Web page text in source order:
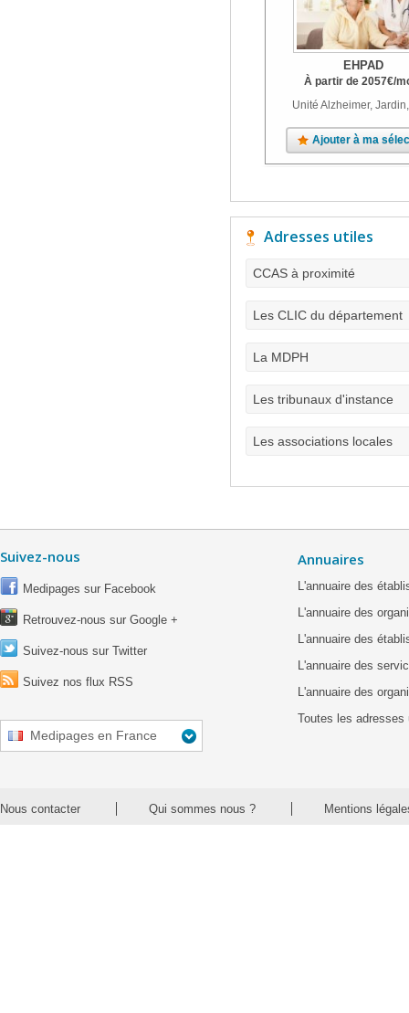
EHPAD
À partir de 2057€/
Unité Alzheimer,
Ajouter à ma
Adresses utiles
CCAS à proximité
Les CLIC du département
La MDPH
Les tribunaux d'instance
Les associations locales
Suivez-nous
Medipages sur Facebook
Retrouvez-nous sur Google +
Suivez-nous sur Twitter
Suivez nos flux RSS
Medipages en France
Annuaires
L'annuaire des
L'annuaire des
L'annuaire des
L'annuaire des
L'annuaire des
Toutes les adresses
Nous contacter Qui sommes nous ? Mentions